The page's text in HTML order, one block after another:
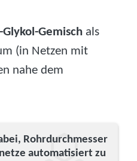
Glykol-Gemisch als
(in Netzen mit
nahe dem
Rohrdurchmesser
automatisiert zu